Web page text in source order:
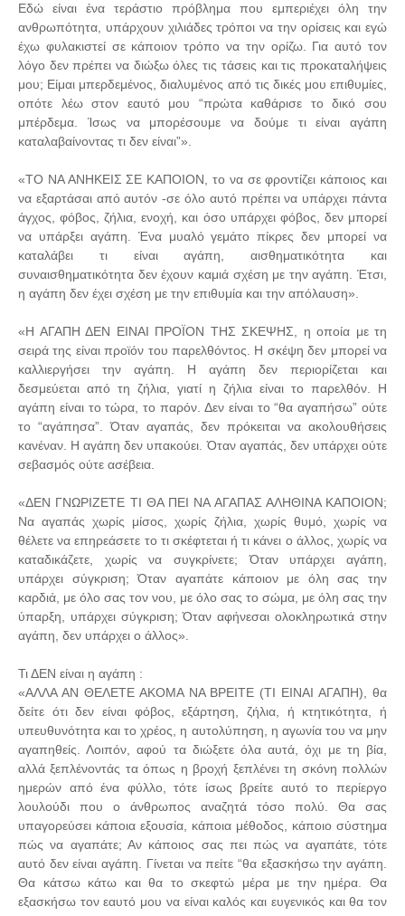
Εδώ είναι ένα τεράστιο πρόβλημα που εμπεριέχει όλη την
ανθρωπότητα, υπάρχουν χιλιάδες τρόποι να την ορίσεις και εγώ
έχω φυλακιστεί σε κάποιον τρόπο να την ορίζω. Για αυτό τον
λόγο δεν πρέπει να διώξω όλες τις τάσεις και τις προκαταλήψεις
μου; Είμαι μπερδεμένος, διαλυμένος από τις δικές μου επιθυμίες,
οπότε λέω στον εαυτό μου “πρώτα καθάρισε το δικό σου
μπέρδεμα. Ίσως να μπορέσουμε να δούμε τι είναι αγάπη
καταλαβαίνοντας τι δεν είναι”».
«ΤΟ ΝΑ ΑΝΗΚΕΙΣ ΣΕ ΚΑΠΟΙΟΝ, το να σε φροντίζει κάποιος και
να εξαρτάσαι από αυτόν -σε όλο αυτό πρέπει να υπάρχει πάντα
άγχος, φόβος, ζήλια, ενοχή, και όσο υπάρχει φόβος, δεν μπορεί
να υπάρξει αγάπη. Ένα μυαλό γεμάτο πίκρες δεν μπορεί να
καταλάβει τι είναι αγάπη, αισθηματικότητα και
συναισθηματικότητα δεν έχουν καμιά σχέση με την αγάπη. Έτσι,
η αγάπη δεν έχει σχέση με την επιθυμία και την απόλαυση».
«Η ΑΓΑΠΗ ΔΕΝ ΕΙΝΑΙ ΠΡΟΪΟΝ ΤΗΣ ΣΚΕΨΗΣ, η οποία με τη
σειρά της είναι προϊόν του παρελθόντος. Η σκέψη δεν μπορεί να
καλλιεργήσει την αγάπη. Η αγάπη δεν περιορίζεται και
δεσμεύεται από τη ζήλια, γιατί η ζήλια είναι το παρελθόν. Η
αγάπη είναι το τώρα, το παρόν. Δεν είναι το “θα αγαπήσω” ούτε
το “αγάπησα”. Όταν αγαπάς, δεν πρόκειται να ακολουθήσεις
κανέναν. Η αγάπη δεν υπακούει. Όταν αγαπάς, δεν υπάρχει ούτε
σεβασμός ούτε ασέβεια.
«ΔΕΝ ΓΝΩΡΙΖΕΤΕ ΤΙ ΘΑ ΠΕΙ ΝΑ ΑΓΑΠΑΣ ΑΛΗΘΙΝΑ ΚΑΠΟΙΟΝ;
Να αγαπάς χωρίς μίσος, χωρίς ζήλια, χωρίς θυμό, χωρίς να
θέλετε να επηρεάσετε το τι σκέφτεται ή τι κάνει ο άλλος, χωρίς να
καταδικάζετε, χωρίς να συγκρίνετε; Όταν υπάρχει αγάπη,
υπάρχει σύγκριση; Όταν αγαπάτε κάποιον με όλη σας την
καρδιά, με όλο σας τον νου, με όλο σας το σώμα, με όλη σας την
ύπαρξη, υπάρχει σύγκριση; Όταν αφήνεσαι ολοκληρωτικά στην
αγάπη, δεν υπάρχει ο άλλος».
Τι ΔΕΝ είναι η αγάπη :
«ΑΛΛΑ ΑΝ ΘΕΛΕΤΕ ΑΚΟΜΑ ΝΑ ΒΡΕΙΤΕ (ΤΙ ΕΙΝΑΙ ΑΓΑΠΗ), θα
δείτε ότι δεν είναι φόβος, εξάρτηση, ζήλια, ή κτητικότητα, ή
υπευθυνότητα και το χρέος, η αυτολύπηση, η αγωνία του να μην
αγαπηθείς. Λοιπόν, αφού τα διώξετε όλα αυτά, όχι με τη βία,
αλλά ξεπλένοντάς τα όπως η βροχή ξεπλένει τη σκόνη πολλών
ημερών από ένα φύλλο, τότε ίσως βρείτε αυτό το περίεργο
λουλούδι που ο άνθρωπος αναζητά τόσο πολύ. Θα σας
υπαγορεύσει κάποια εξουσία, κάποια μέθοδος, κάποιο σύστημα
πώς να αγαπάτε; Αν κάποιος σας πει πώς να αγαπάτε, τότε
αυτό δεν είναι αγάπη. Γίνεται να πείτε “θα εξασκήσω την αγάπη.
Θα κάτσω κάτω και θα το σκεφτώ μέρα με την ημέρα. Θα
εξασκήσω τον εαυτό μου να είναι καλός και ευγενικός και θα τον